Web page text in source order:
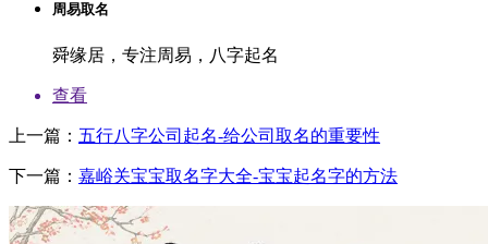
周易取名
舜缘居，专注周易，八字起名
查看
上一篇： 五行八字公司起名-给公司取名的重要性
下一篇： 嘉峪关宝宝取名字大全-宝宝起名字的方法